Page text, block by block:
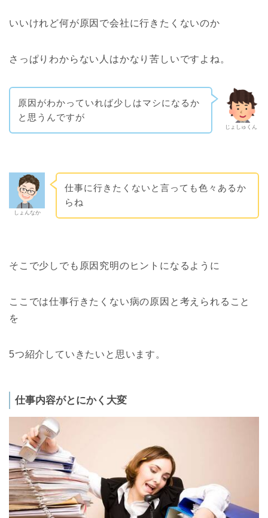
いいけれど何が原因で会社に行きたくないのか
さっぱりわからない人はかなり苦しいですよね。
じょしゅくん
原因がわかっていれば少しはマシになるか
と思うんですが
しょんなか
仕事に行きたくないと言っても色々あるか
らね
そこで少しでも原因究明のヒントになるように
ここでは仕事行きたくない病の原因と考えられること
を
5つ紹介していきたいと思います。
仕事内容がとにかく大変